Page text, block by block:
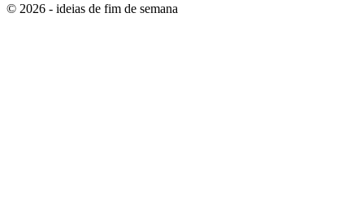
© 2026 - ideias de fim de semana